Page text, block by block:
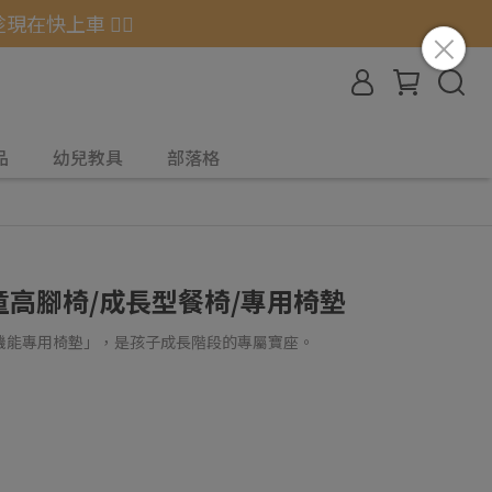
在快上車 🏃‍♂️
幼兒教具 部落格
高腳椅/成長型餐椅/專用椅墊
專用椅墊」，是孩子成長階段的專屬寶座。